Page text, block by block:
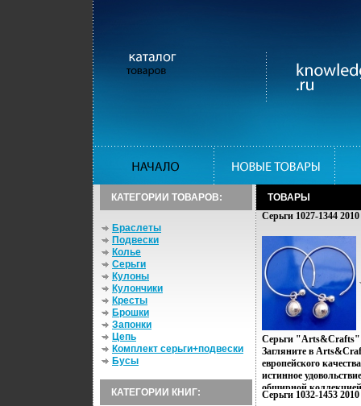
КАТЕГОРИИ ТОВАРОВ:
Браслеты
Подвески
Колье
Серьги
Кулоны
Кулончики
Кресты
Брошки
Запонки
Цепь
Комплект серьги+подвески
Бусы
КАТЕГОРИИ КНИГ:
ТОВАРЫ
Серьги 1027-1344
Серьги "Arts&Crafts"
Загляните в
европейского
истинное
обширной
бижутерии,
Серьги 1032-1453